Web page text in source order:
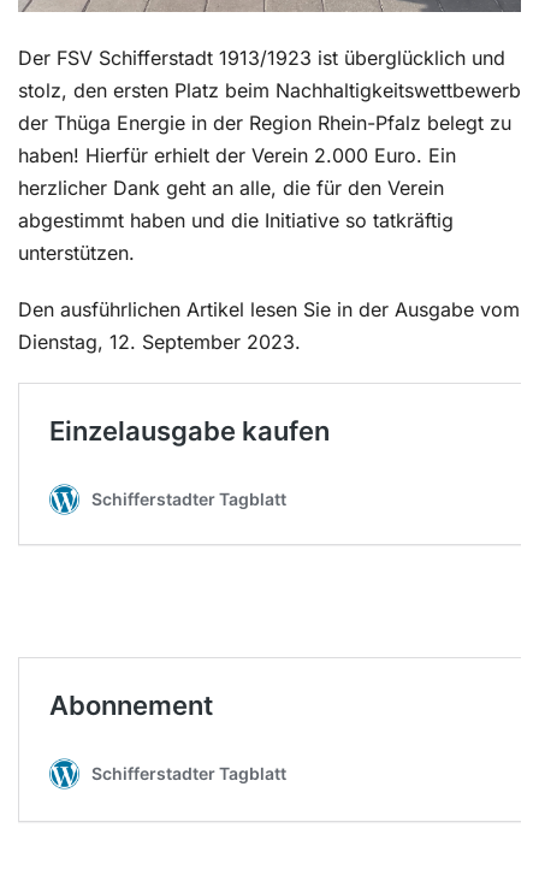
Der FSV Schifferstadt 1913/1923 ist überglücklich und
stolz, den ersten Platz beim Nachhaltigkeitswettbewerb
der Thüga Energie in der Region Rhein-Pfalz belegt zu
haben! Hierfür erhielt der Verein 2.000 Euro. Ein
herzlicher Dank geht an alle, die für den Verein
abgestimmt haben und die Initiative so tatkräftig
unterstützen.
Den ausführlichen Artikel lesen Sie in der Ausgabe vom
Dienstag, 12. September 2023.